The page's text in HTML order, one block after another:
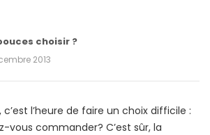
choisir ?
2013
c’est l’heure de faire un choix difficile :
vous commander? C’est sûr, la